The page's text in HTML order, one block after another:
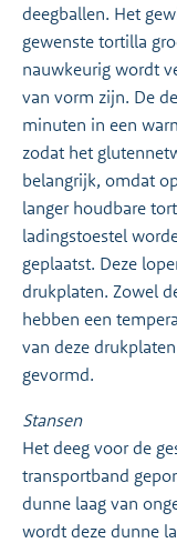
deegballen. Het
gewenste tortilla
nauwkeurig wordt
van vorm zijn. De
minuten in een
zodat het
belangrijk, omdat
langer houdbare
ladingstoestel
geplaatst. Deze
drukplaten. Zowel
hebben een
van deze
gevormd.
Stansen
Het deeg voor de
transportband
dunne laag van
wordt deze dunne